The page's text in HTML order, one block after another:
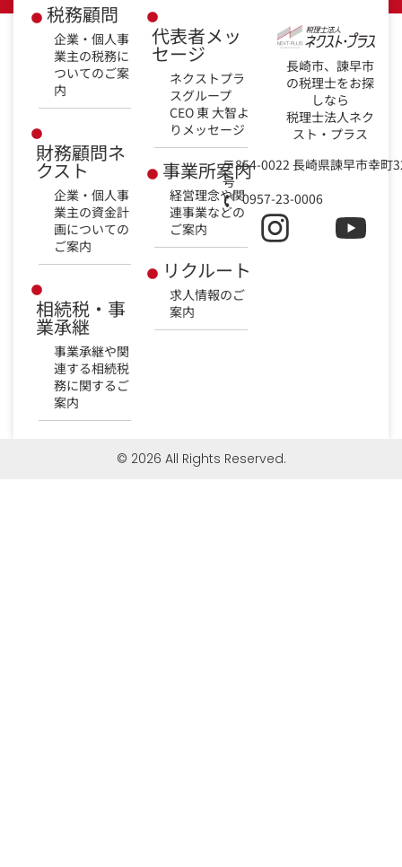
税務顧問
企業・個人事
業主の税務に
ついてのご案
内
財務顧問ネ
クスト
企業・個人事
業主の資金計
画についての
ご案内
相続税・事
業承継
事業承継や関
連する相続税
務に関するご
案内
代表者メッ
セージ
ネクストプラ
スグループ
CEO 東 大智よ
りメッセージ
事業所案内
経営理念や関
連事業などの
ご案内
リクルート
求人情報のご
案内
長崎市、諫早市
の税理士をお探
しなら
税理士法人ネク
スト・プラス
〒854-0022 長崎県諫早市幸町
号
0957-23-0006
© 2026 All Rights Reserved.